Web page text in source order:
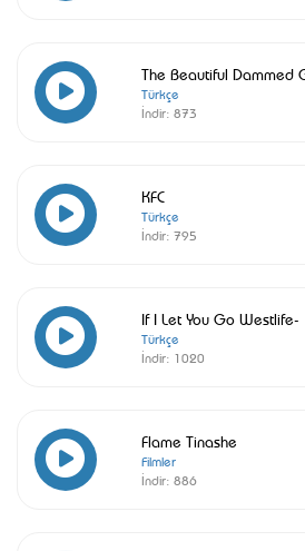
The Beautiful Dammed
Türkçe
İndir: 873
KFC
Türkçe
İndir: 795
If I Let You Go Westlife-
Türkçe
İndir: 1020
Flame Tinashe
Filmler
İndir: 886